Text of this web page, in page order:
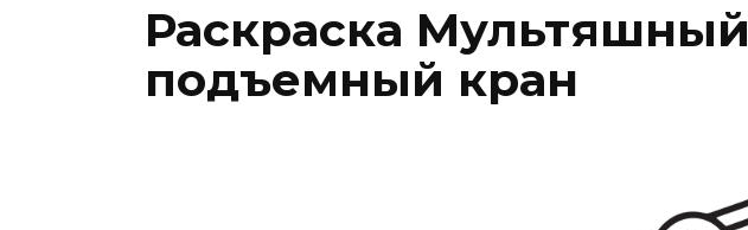
Раскраска Мультяшный
подъемный кран